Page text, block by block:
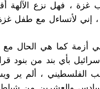
، فهل نزع الآلهة
، إني لأتساءل مع طفل
في أزمة كما هي الحال
بأي بند من بنود
الفلسطيني ، ألم ير